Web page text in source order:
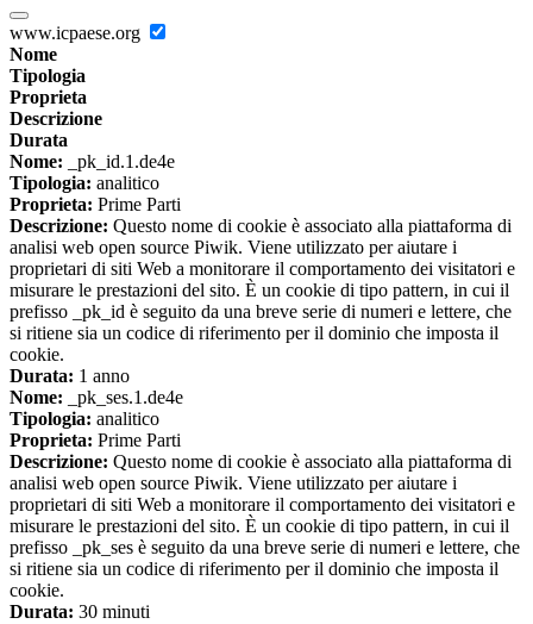
www.icpaese.org
Nome
Tipologia
Proprieta
Descrizione
Durata
Nome: _pk_id.1.de4e
Tipologia: analitico
Proprieta: Prime Parti
Descrizione: Questo nome di cookie è associato alla piattaforma di
analisi web open source Piwik. Viene utilizzato per aiutare i
proprietari di siti Web a monitorare il comportamento dei visitatori e
misurare le prestazioni del sito. È un cookie di tipo pattern, in cui il
prefisso _pk_id è seguito da una breve serie di numeri e lettere, che
si ritiene sia un codice di riferimento per il dominio che imposta il
cookie.
Durata: 1 anno
Nome: _pk_ses.1.de4e
Tipologia: analitico
Proprieta: Prime Parti
Descrizione: Questo nome di cookie è associato alla piattaforma di
analisi web open source Piwik. Viene utilizzato per aiutare i
proprietari di siti Web a monitorare il comportamento dei visitatori e
misurare le prestazioni del sito. È un cookie di tipo pattern, in cui il
prefisso _pk_ses è seguito da una breve serie di numeri e lettere, che
si ritiene sia un codice di riferimento per il dominio che imposta il
cookie.
Durata: 30 minuti